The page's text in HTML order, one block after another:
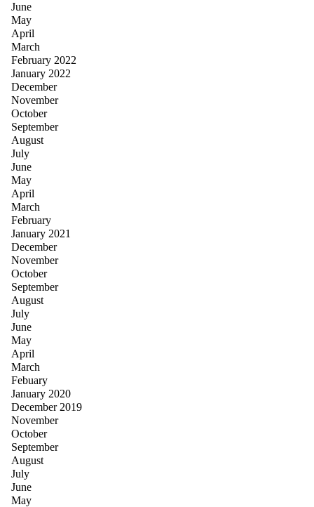
June
May
April
March
February 2022
January 2022
December
November
October
September
August
July
June
May
April
March
February
January 2021
December
November
October
September
August
July
June
May
April
March
Febuary
January 2020
December 2019
November
October
September
August
July
June
May